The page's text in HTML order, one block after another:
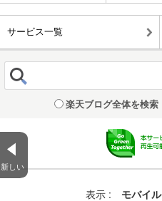
新しい
サービス一覧
楽天ブログ全体を検索
表示 : モバイル